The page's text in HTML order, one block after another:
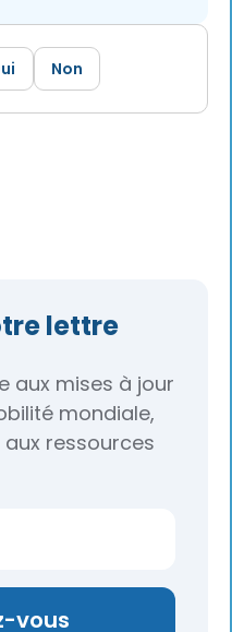
Non
lettre
aux mises à jour
mondiale,
ressources